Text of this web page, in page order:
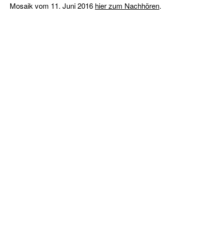
Mosaik vom 11. Juni 2016 hier zum Nachhören.